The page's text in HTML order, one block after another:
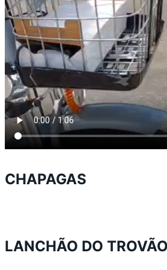
CHAPAGAS
LANCHÃO DO TROVÃO